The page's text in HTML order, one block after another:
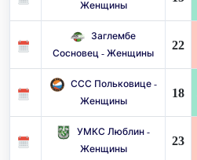
Женщины
Заглембе
Сосновец - Женщины
22
ССС Польковице -
Женщины
18
УМКС Люблин -
Женщины
23